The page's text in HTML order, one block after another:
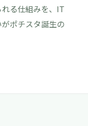
る仕組みを、IT
ポチスタ誕生の